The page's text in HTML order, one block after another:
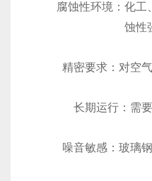
腐蚀性环境‌：化工
蚀性
精密要求‌：对空气
长期运行‌：需要
噪音敏感‌：玻璃钢